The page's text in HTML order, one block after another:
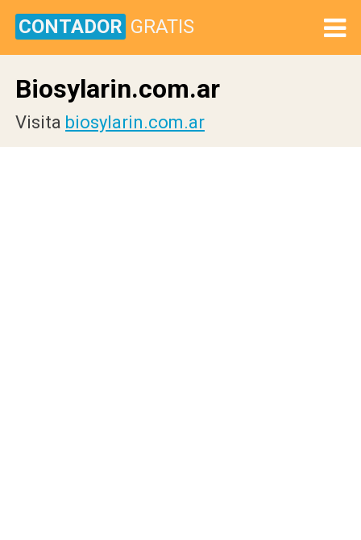
CONTADOR GRATIS
Biosylarin.com.ar
Visita biosylarin.com.ar